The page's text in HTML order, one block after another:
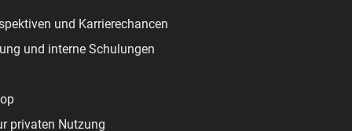
und Karrierechancen
und interne Schulungen
privaten Nutzung